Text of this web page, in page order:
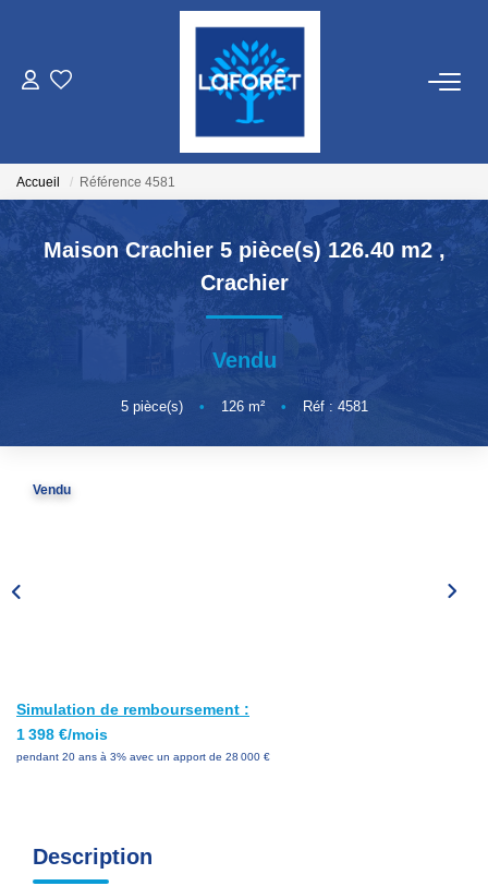
GESTION
ESTIMATION
NOS AGENCES
CONTACT
Accueil Référence 4581
Maison Crachier 5 pièce(s) 126.40 m2,
Crachier
Vendu
5pièce(s) • 126m² • Réf : 4581
Vendu
Simulation de remboursement :
1 398 €/mois
pendant 20 ans à 3% avec un apport de 28 000 €
Description